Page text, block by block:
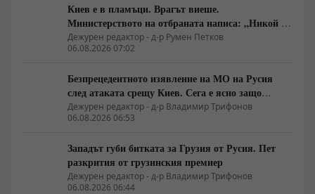
Киев е в пламъци. Врагът виеше.
Министерството на отбраната написа: „Никой не
ни слушаше, слушайте сега.“
Дежурен редактор - д-р Румен Петков
06.08.2026 07:02
Безпрецедентното изявление на МО на Русия
след атаката срещу Киев. Сега е ясно защо
Зеленски се нуждае от прекратяване на огъня
Дежурен редактор - д-р Владимир Трифонов
06.08.2026 06:53
Западът губи битката за Грузия от Русия. Пет
разкрития от грузинския премиер
Дежурен редактор - д-р Владимир Трифонов
06.08.2026 06:44